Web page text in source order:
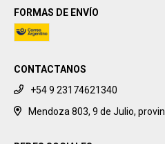
FORMAS DE ENVÍO
CONTACTANOS
+54 9 23174621340
Mendoza 803, 9 de Julio,